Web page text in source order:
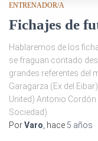
ENTRENADOR/A
Fichajes de
Hablaremos de los
se fraguan contado
grandes referentes del
Garagarza (Ex del
United) Antonio Cordón
Sociedad).
PorVaro , hace 5 años